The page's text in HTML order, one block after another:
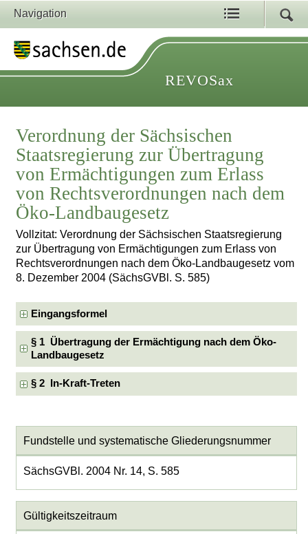
Navigation
REVOSax
Verordnung der Sächsischen
Staatsregierung zur Übertragung
von Ermächtigungen zum Erlass
von Rechtsverordnungen nach dem
Öko-Landbaugesetz
Vollzitat: Verordnung der Sächsischen Staatsregierung
zur Übertragung von Ermächtigungen zum Erlass von
Rechtsverordnungen nach dem Öko-Landbaugesetz vom
8. Dezember 2004 (SächsGVBl. S. 585)
Eingangsformel
§ 1 Übertragung der Ermächtigung nach dem Öko-
Landbaugesetz
§ 2 In-Kraft-Treten
Fundstelle und systematische Gliederungsnummer
SächsGVBl. 2004 Nr. 14, S. 585
Gültigkeitszeitraum